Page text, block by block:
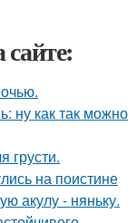
ну как так можно
грусти.
на поистине
акулу - няньку.